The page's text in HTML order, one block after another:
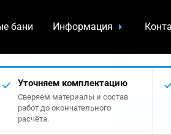
бани Информация
Уточняем комплектацию
Сверяем материалы и состав
работ до окончательного
расчёта.